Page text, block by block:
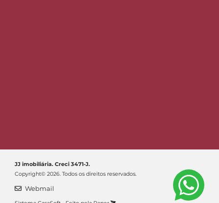
JJ imobiliária. Creci 3471-J.
Copyright© 2026. Todos os direitos reservados.
Webmail